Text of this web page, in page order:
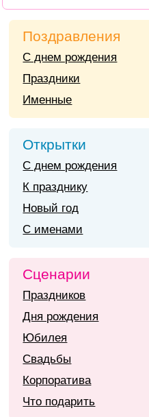
Поздравления
С днем рождения
Праздники
Именные
Открытки
С днем рождения
К празднику
Новый год
С именами
Сценарии
Праздников
Дня рождения
Юбилея
Свадьбы
Корпоратива
Что подарить